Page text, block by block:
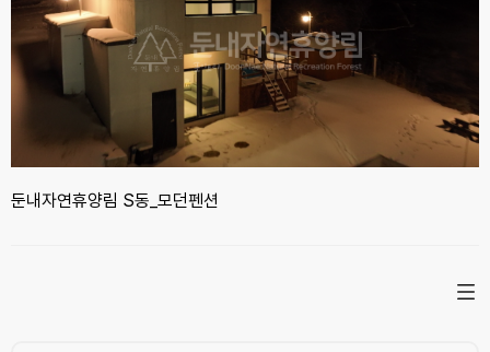
둔내자연휴양림 S동_모던펜션